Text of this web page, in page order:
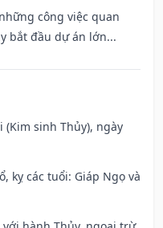
công việc quan
bắt đầu dự án lớn...
(Kim sinh Thủy), ngày
kỵ các tuổi: Giáp Ngọ và